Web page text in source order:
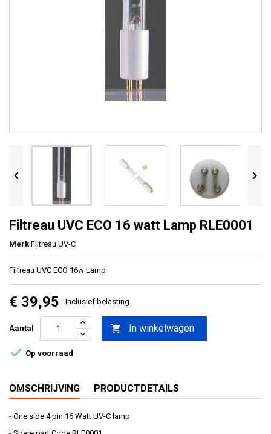
 
Filtreau UVC ECO 16 watt Lamp RLE0001
Merk Filtreau UV-C
Filtreau UVC ECO 16w Lamp
€ 39,95 Inclusief belasting
Aantal  In winkelwagen
 Op voorraad
OMSCHRIJVING PRODUCTDETAILS
- One side 4 pin 16 Watt UV-C lamp